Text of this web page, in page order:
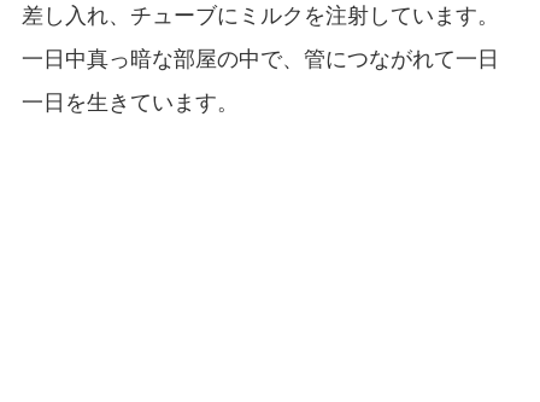
差し入れ、チューブにミルクを注射しています。
一日中真っ暗な部屋の中で、管につながれて一日
一日を生きています。